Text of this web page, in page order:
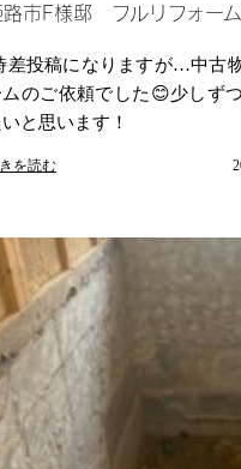
路市F様邸 フルリフォーム
差投稿になりますが…中古
ムのご依頼でした😊少しず
いと思います！
を読む